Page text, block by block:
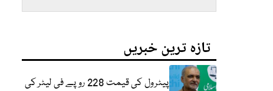
تازہ ترین خبریں
پیٹرول کی قیمت 228 روپے فی لیٹر کی